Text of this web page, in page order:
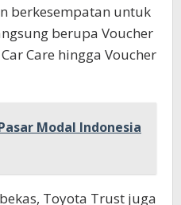
berkesempatan untuk
berupa Voucher
Care hingga Voucher
Modal Indonesia
Toyota Trust juga